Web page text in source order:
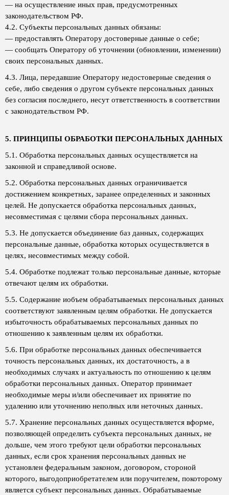
— на осуществление иных прав, предусмотренных
законодательством РФ.
4.2. Субъекты персональных данных обязаны:
— предоставлять Оператору достоверные данные о себе;
— сообщать Оператору об уточнении (обновлении, изменении)
своих персональных данных.
4.3. Лица, передавшие Оператору недостоверные сведения о
себе, либо сведения о другом субъекте персональных данных
без согласия последнего, несут ответственность в соответствии
с законодательством РФ.
5. ПРИНЦИПЫ ОБРАБОТКИ ПЕРСОНАЛЬНЫХ ДАННЫХ
5.1. Обработка персональных данных осуществляется на
законной и справедливой основе.
5.2. Обработка персональных данных ограничивается
достижением конкретных, заранее определенных и законных
целей. Не допускается обработка персональных данных,
несовместимая с целями сбора персональных данных.
5.3. Не допускается объединение баз данных, содержащих
персональные данные, обработка которых осуществляется в
целях, несовместимых между собой.
5.4. Обработке подлежат только персональные данные, которые
отвечают целям их обработки.
5.5. Содержание иобъем обрабатываемых персональных данных
соответствуют заявленным целям обработки. Не допускается
избыточность обрабатываемых персональных данных по
отношению к заявленным целям их обработки.
5.6. При обработке персональных данных обеспечивается
точность персональных данных, их достаточность, а в
необходимых случаях и актуальность по отношению к целям
обработки персональных данных. Оператор принимает
необходимые меры и/или обеспечивает их принятие по
удалению или уточнению неполных или неточных данных.
5.7. Хранение персональных данных осуществляется вформе,
позволяющей определить субъекта персональных данных, не
дольше, чем этого требуют цели обработки персональных
данных, если срок хранения персональных данных не
установлен федеральным законом, договором, стороной
которого, выгодоприобретателем или поручителем, покоторому
является субъект персональных данных. Обрабатываемые